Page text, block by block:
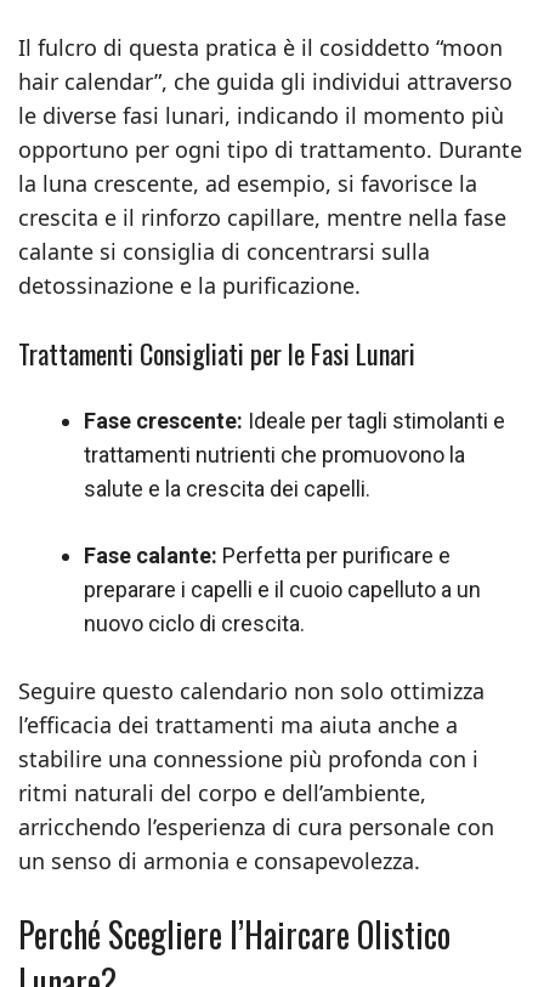
Il fulcro di questa pratica è il cosiddetto “moon
hair calendar”, che guida gli individui attraverso
le diverse fasi lunari, indicando il momento più
opportuno per ogni tipo di trattamento. Durante
la luna crescente, ad esempio, si favorisce la
crescita e il rinforzo capillare, mentre nella fase
calante si consiglia di concentrarsi sulla
detossinazione e la purificazione.
Trattamenti Consigliati per le Fasi Lunari
Fase crescente: Ideale per tagli stimolanti e
trattamenti nutrienti che promuovono la
salute e la crescita dei capelli.
Fase calante: Perfetta per purificare e
preparare i capelli e il cuoio capelluto a un
nuovo ciclo di crescita.
Seguire questo calendario non solo ottimizza
l’efficacia dei trattamenti ma aiuta anche a
stabilire una connessione più profonda con i
ritmi naturali del corpo e dell’ambiente,
arricchendo l’esperienza di cura personale con
un senso di armonia e consapevolezza.
Perché Scegliere l’Haircare Olistico